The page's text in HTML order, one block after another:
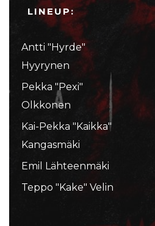
LINEUP:
Antti "Hyrde"
Hyyrynen
Pekka "Pexi"
Olkkonen
Kai-Pekka "Kaikka"
Kangasmäki
Emil Lähteenmäki
Teppo "Kake" Velin